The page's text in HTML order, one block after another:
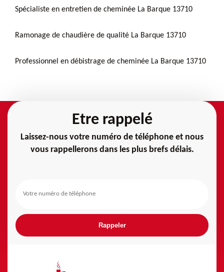
Spécialiste en entretien de cheminée La Barque 13710
Ramonage de chaudière de qualité La Barque 13710
Professionnel en débistrage de cheminée La Barque 13710
Etre rappelé
Laissez-nous votre numéro de téléphone et nous
vous rappellerons dans les plus brefs délais.